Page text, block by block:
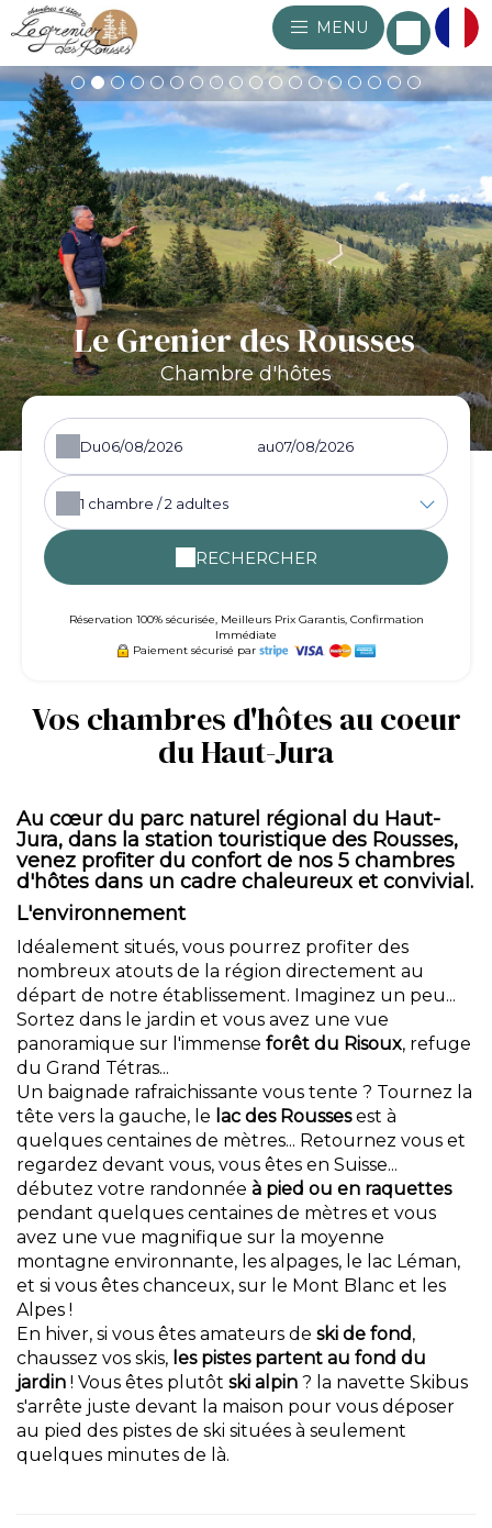
MENU
Le Grenier des Rousses
Chambre d'hôtes
Du au
1 chambre /2 adultes
RECHERCHER
Réservation 100% sécurisée, Meilleurs Prix Garantis, Confirmation
Immédiate
Paiement sécurisé par
Vos chambres d'hôtes au coeur
du Haut-Jura
Au cœur du parc naturel régional du Haut-
Jura, dans la station touristique des Rousses,
venez profiter du confort de nos 5 chambres
d'hôtes dans un cadre chaleureux et convivial.
L'environnement
Idéalement situés, vous pourrez profiter des
nombreux atouts de la région directement au
départ de notre établissement. Imaginez un peu...
Sortez dans le jardin et vous avez une vue
panoramique sur l'immense forêt du Risoux, refuge
du Grand Tétras...
Un baignade rafraichissante vous tente ? Tournez la
tête vers la gauche, le lac des Roussesest à
quelques centaines de mètres... Retournez vous et
regardez devant vous, vous êtes en Suisse...
débutez votre randonnée à pied ou en raquettes
pendant quelques centaines de mètres et vous
avez une vue magnifique sur la moyenne
montagne environnante, les alpages, le lac Léman,
et si vous êtes chanceux, sur le Mont Blanc et les
Alpes !
En hiver, si vous êtes amateurs de ski de fond,
chaussez vos skis, les pistes partent au fond du
jardin ! Vous êtes plutôt ski alpin ? la navette Skibus
s'arrête juste devant la maison pour vous déposer
au pied des pistes de ski situées à seulement
quelques minutes de là.